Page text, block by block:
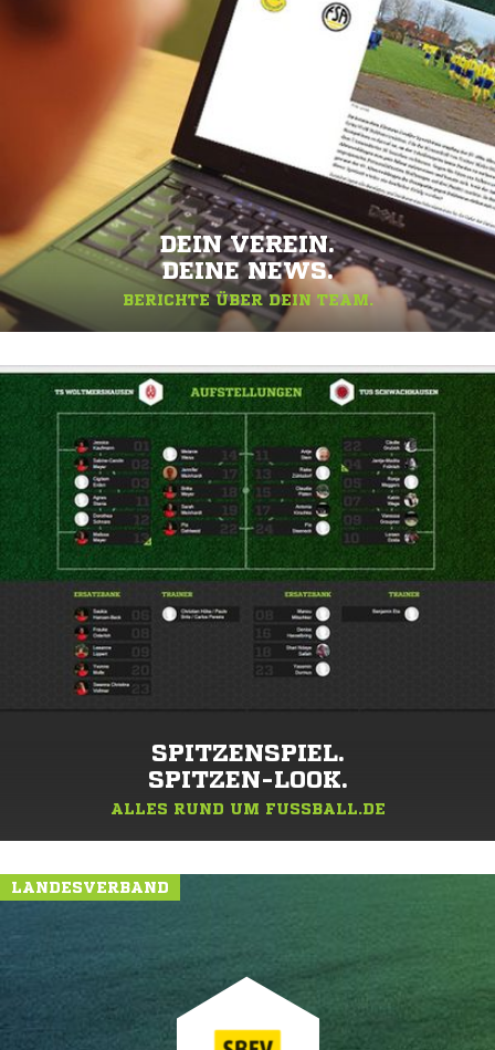
DEIN VEREIN.
DEINE NEWS.
BERICHTE ÜBER DEIN TEAM.
SPITZENSPIEL.
SPITZEN-LOOK.
ALLES RUND UM FUSSBALL.DE
LANDESVERBAND